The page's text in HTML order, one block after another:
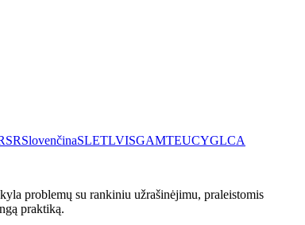
SRSlovenčinaSLETLVISGAMTEUCYGLCA
problemų su rankiniu užrašinėjimu, praleistomis
praktiką.